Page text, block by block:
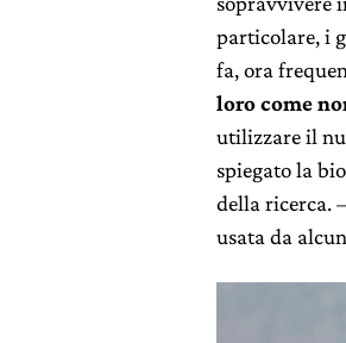
particolare, i
fa, ora
loro come
utilizzare il
spiegato la
della ricerca.
usata da